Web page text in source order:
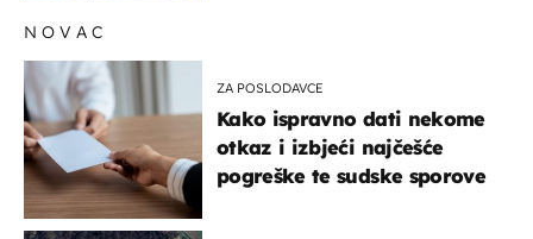
NOVAC
ZA POSLODAVCE
Kako ispravno dati nekome
otkaz i izbjeći najčešće
pogreške te sudske sporove